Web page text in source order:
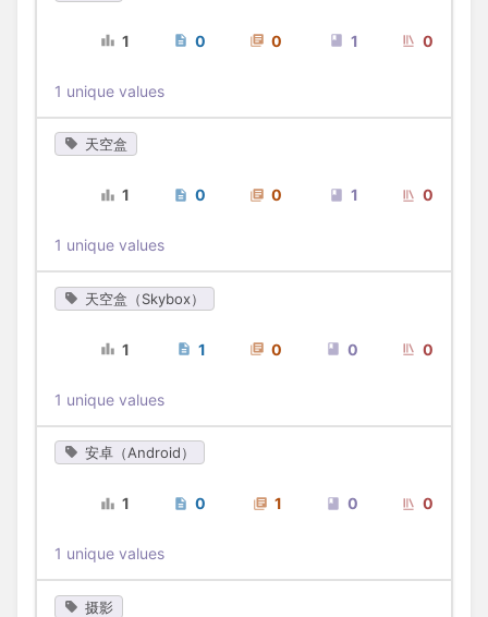
1 0 0 1 0
1 unique values
天空盒
1 0 0 1 0
1 unique values
天空盒（Skybox）
1 1 0 0 0
1 unique values
安卓（Android）
1 0 1 0 0
1 unique values
摄影